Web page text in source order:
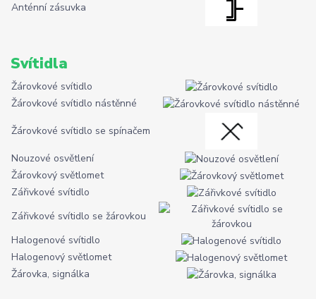
Anténní zásuvka
Svítidla
Žárovkové svítidlo
Žárovkové svítidlo nástěnné
Žárovkové svítidlo se spínačem
Nouzové osvětlení
Žárovkový světlomet
Zářivkové svítidlo
Zářivkové svítidlo se žárovkou
Halogenové svítidlo
Halogenový světlomet
Žárovka, signálka